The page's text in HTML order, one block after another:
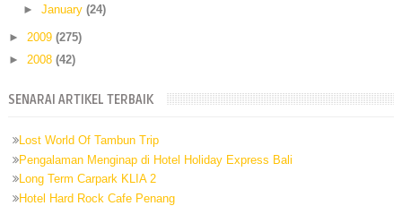
► January (24)
► 2009 (275)
► 2008 (42)
SENARAI ARTIKEL TERBAIK
Lost World Of Tambun Trip
Pengalaman Menginap di Hotel Holiday Express Bali
Long Term Carpark KLIA 2
Hotel Hard Rock Cafe Penang